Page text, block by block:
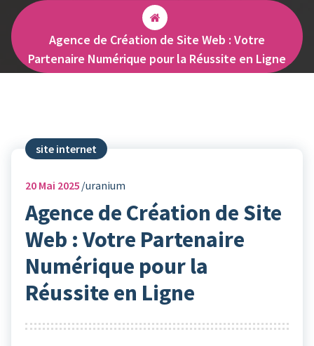
Agence de Création de Site Web : Votre
Partenaire Numérique pour la Réussite en Ligne
site internet
20 Mai 2025 uranium
Agence de Création de Site
Web : Votre Partenaire
Numérique pour la
Réussite en Ligne